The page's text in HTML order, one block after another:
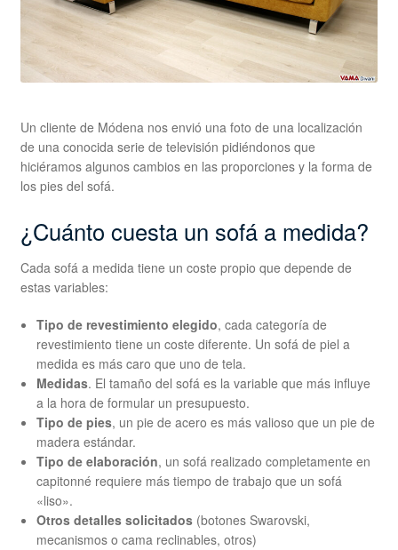
Un cliente de Módena nos envió una foto de una localización
de una conocida serie de televisión pidiéndonos que
hiciéramos algunos cambios en las proporciones y la forma de
los pies del sofá.
¿Cuánto cuesta un sofá a medida?
Cada sofá a medida tiene un coste propio que depende de
estas variables:
Tipo de revestimiento elegido, cada categoría de
revestimiento tiene un coste diferente. Un sofá de piel a
medida es más caro que uno de tela.
Medidas. El tamaño del sofá es la variable que más influye
a la hora de formular un presupuesto.
Tipo de pies, un pie de acero es más valioso que un pie de
madera estándar.
Tipo de elaboración, un sofá realizado completamente en
capitonné requiere más tiempo de trabajo que un sofá
«liso».
Otros detalles solicitados(botones Swarovski,
mecanismos o cama reclinables, otros)